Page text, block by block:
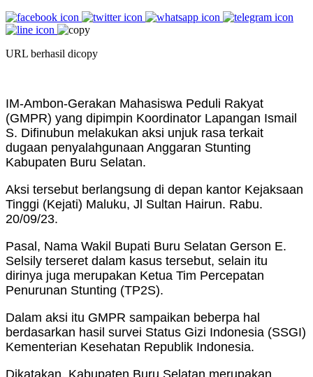
URL berhasil dicopy
IM-Ambon-Gerakan Mahasiswa Peduli Rakyat
(GMPR) yang dipimpin Koordinator Lapangan Ismail
S. Difinubun melakukan aksi unjuk rasa terkait
dugaan penyalahgunaan Anggaran Stunting
Kabupaten Buru Selatan.
Aksi tersebut berlangsung di depan kantor Kejaksaan
Tinggi (Kejati) Maluku, Jl Sultan Hairun. Rabu.
20/09/23.
Pasal, Nama Wakil Bupati Buru Selatan Gerson E.
Selsily terseret dalam kasus tersebut, selain itu
dirinya juga merupakan Ketua Tim Percepatan
Penurunan Stunting (TP2S).
Dalam aksi itu GMPR sampaikan beberpa hal
berdasarkan hasil survei Status Gizi Indonesia (SSGI)
Kementerian Kesehatan Republik Indonesia.
Dikatakan, Kabupaten Buru Selatan merupakan